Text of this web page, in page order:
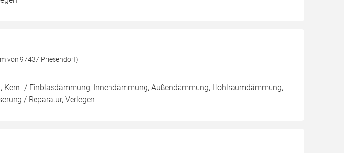
von 97437 Priesendorf)
Kern- / Einblasdämmung, Innendämmung, Außendämmung, Hohlraumdämmung,
/ Reparatur, Verlegen